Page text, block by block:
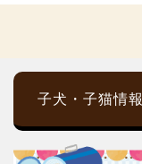
子犬・子猫情報